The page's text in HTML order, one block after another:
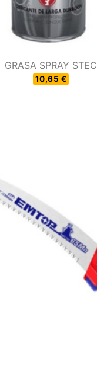
GRASA SPRAY STEC
10,65 €